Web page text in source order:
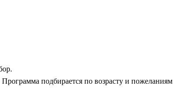
подбирается по возрасту и пожеланиям